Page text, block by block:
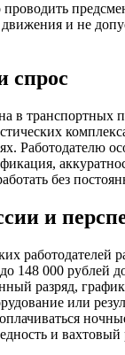
и не
спрос
в транспортных
Работодателю
без
и
работодателей
до 148 000
разряд,
или
и